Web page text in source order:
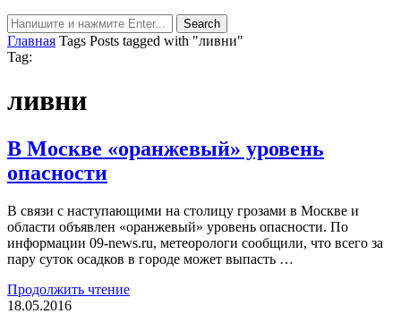
Главная Tags Posts tagged with "ливни"
Tag:
ливни
В Москве «оранжевый» уровень
опасности
В связи с наступающими на столицу грозами в Москве и
области объявлен «оранжевый» уровень опасности. По
информации 09-news.ru, метеорологи сообщили, что всего за
пару суток осадков в городе может выпасть …
Продолжить чтение
18.05.2016